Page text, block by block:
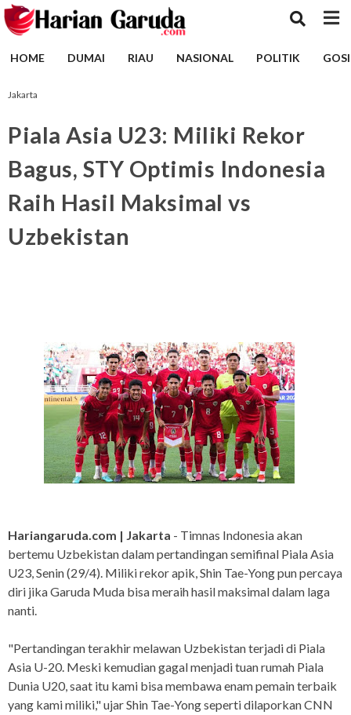
HOME DUMAI RIAU NASIONAL POLITIK
Jakarta
Piala Asia U23: Miliki Rekor
Bagus, STY Optimis Indonesia
Raih Hasil Maksimal vs
Uzbekistan
Hariangaruda.com | Jakarta - Timnas Indonesia akan
bertemu Uzbekistan dalam pertandingan semifinal Piala Asia
U23, Senin (29/4). Miliki rekor apik, Shin Tae-Yong pun percaya
diri jika Garuda Muda bisa meraih hasil maksimal dalam laga
nanti.
"Pertandingan terakhir melawan Uzbekistan terjadi di Piala
Asia U-20. Meski kemudian gagal menjadi tuan rumah Piala
Dunia U20, saat itu kami bisa membawa enam pemain terbaik
yang kami miliki," ujar Shin Tae-Yong seperti dilaporkan CNN